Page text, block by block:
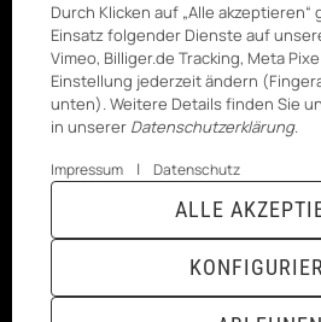
© Kesenci
Versand
Powered byJTL-Shop|
VERTRAG
Durch Klicken auf „Alle
Einsatz folgender Dienste auf
Vimeo, Billiger.de Tracking, Meta
Einstellung jederzeit ändern
unten). Weitere Details finden Sie
in unserer Datenschutzerklärung.
Impressum | Datenschutz
ALLE